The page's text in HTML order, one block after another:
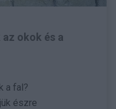
okok és a
a fal?
észre